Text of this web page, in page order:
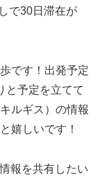
で30日滞在が
です！出発予定
と予定を立てて
ルギス）の情報
嬉しいです！
報を共有したい